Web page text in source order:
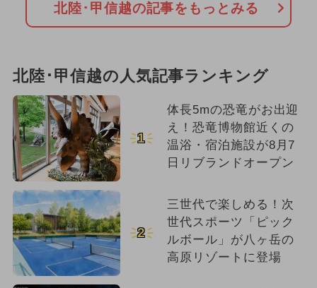
北陸･甲信越の記事をもっとみる
北陸･甲信越の人気記事ランキング
1
体長5mの恐竜がお出迎
え！恐竜博物館近くの
温浴・宿泊施設が8月7
日リブランドオープン
2
三世代で楽しめる！次
世代スポーツ「ピック
ルボール」が八ヶ岳の
高原リゾートに登場